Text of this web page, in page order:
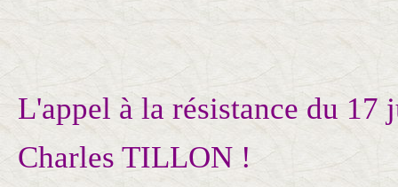
L'appel à la résistance du 17
Charles TILLON !